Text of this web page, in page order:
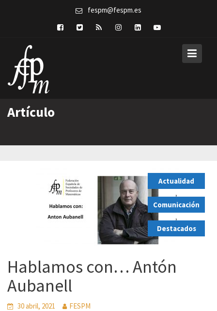
fespm@fespm.es
Artículo
Actualidad
,
Comunicación
,
Destacados
Hablamos con… Antón
Aubanell
30 abril, 2021 FESPM